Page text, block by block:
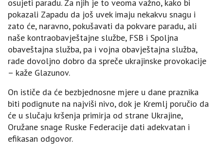
osujeti paradu. Za njih je to veoma važno, kako bi
pokazali Zapadu da još uvek imaju nekakvu snagu i
zato će, naravno, pokušavati da pokvare paradu, ali
naše kontraobavještajne službe, FSB i Spoljna
obaveštajna služba, pa i vojna obavještajna služba,
rade dovoljno dobro da spreče ukrajinske provokacije
– kaže Glazunov.
On ističe da će bezbjednosne mjere u dane praznika
biti podignute na najviši nivo, dok je Kremlj poručio da
će u slučaju kršenja primirja od strane Ukrajine,
Oružane snage Ruske Federacije dati adekvatan i
efikasan odgovor.